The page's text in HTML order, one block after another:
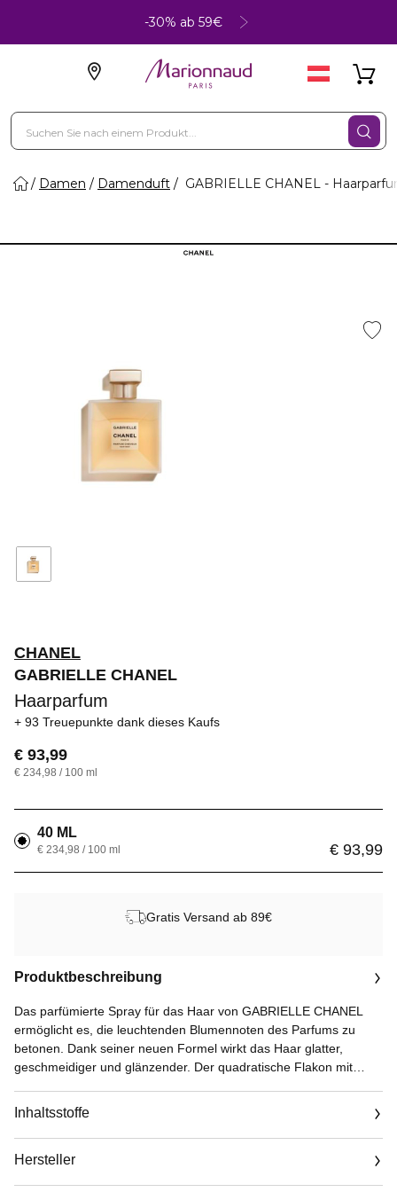
-30% ab 59€
Damen Damenduft GABRIELLE CHANEL -
CHANEL
GABRIELLE CHANEL
Haarparfum
93 Treuepunkte dank dieses Kaufs
€ 93,99
€ 234,98 / 100 ml
40 ML
€ 93,99
€ 234,98 / 100 ml
Gratis Versand ab 89€
Produktbeschreibung
Das parfümierte Spray für das Haar von GABRIELLE CHANEL
ermöglicht es, die leuchtenden Blumennoten des Parfums zu
betonen. Dank seiner neuen Formel wirkt das Haar glatter,
geschmeidiger und glänzender. Der quadratische Flakon mit
mühelos in der Handtasche Platz.
zuallererst der Vorname einer Frau: Coco Chanel. Eine Frau, die
Geschichte schrieb, indem sie die Modewelt mit ihrer Vision von
Inhaltsstoffe
Hersteller